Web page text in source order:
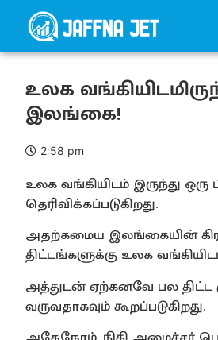
உலக
இலங்கை!
2:58 pm
உலக வங்கியிடம் இருந்து
தெரிவிக்கப்படுகிறது.
அதற்கமைய இலங்கையின்
திட்டங்களுக்கு உலக
அத்துடன் ஏற்கனவே பல திட்ட
வருவதாகவும் கூறப்படுகிறது.